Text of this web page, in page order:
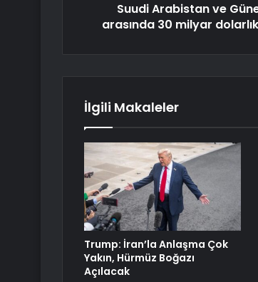
Suudi Arabistan ve
arasında 30 milyar
İlgili Makaleler
Trump: İran’la Anlaşma Çok
Yakın, Hürmüz Boğazı
Açılacak